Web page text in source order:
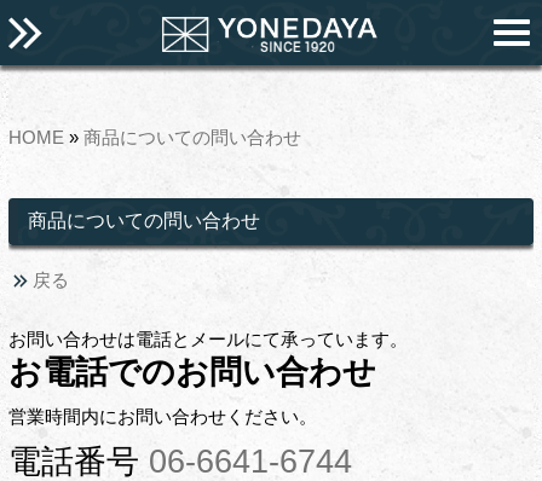
HOME » 商品についての問い合わせ
商品についての問い合わせ
戻る
お問い合わせは電話とメールにて承っています。
お電話でのお問い合わせ
営業時間内にお問い合わせください。
電話番号 06-6641-6744